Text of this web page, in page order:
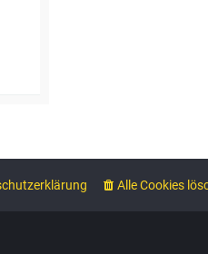
Alle Cookies